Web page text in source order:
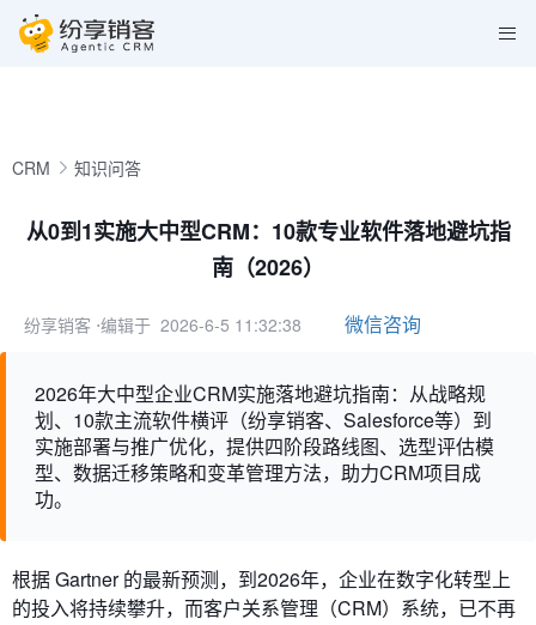
CRM 知识问答
从0到1实施大中型CRM：10款专业软件落地避坑指
南（2026）
纷享销客 ⋅编辑于 2026-6-5 11:32:38 微信咨询
2026年大中型企业CRM实施落地避坑指南：从战略规
划、10款主流软件横评（纷享销客、Salesforce等）到
实施部署与推广优化，提供四阶段路线图、选型评估模
型、数据迁移策略和变革管理方法，助力CRM项目成
功。
根据 Gartner 的最新预测，到2026年，企业在数字化转型上
的投入将持续攀升，而客户关系管理（CRM）系统，已不再